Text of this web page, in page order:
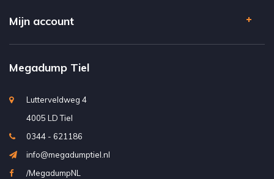
Mijn account
Megadump Tiel
Lutterveldweg 4
4005 LD Tiel
0344 - 621186
info@megadumptiel.nl
/MegadumpNL